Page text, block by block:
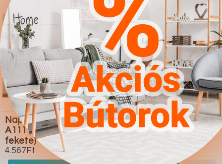
Nappali szett Charlotte
A111 (Fekete Fényes
fekete)
4.567Ft
Dohányzóasztal
Providence 176 (Fényes